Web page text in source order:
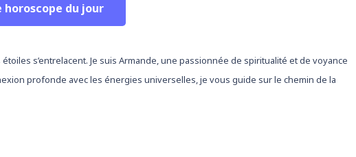
horoscope du jour
s’entrelacent. Je suis Armande, une passionnée de spiritualité et de voyance
profonde avec les énergies universelles, je vous guide sur le chemin de la